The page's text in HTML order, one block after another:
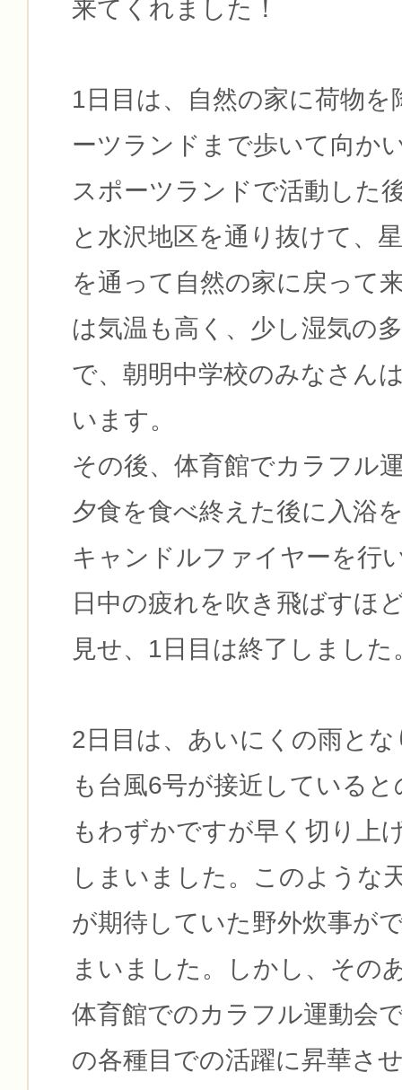
来てくれました！
1日目は、自然の家に荷物
ーツランドまで歩いて向か
スポーツランドで活動した
と水沢地区を通り抜けて、
を通って自然の家に戻って
は気温も高く、少し湿気の
で、朝明中学校のみなさん
います。
その後、体育館でカラフル
夕食を食べ終えた後に入浴
キャンドルファイヤーを行
日中の疲れを吹き飛ばすほ
見せ、1日目は終了しました
2日目は、あいにくの雨と
も台風6号が接近している
もわずかですが早く切り上
しまいました。このような
が期待していた野外炊事が
まいました。しかし、その
体育館でのカラフル運動会
の各種目での活躍に昇華さ